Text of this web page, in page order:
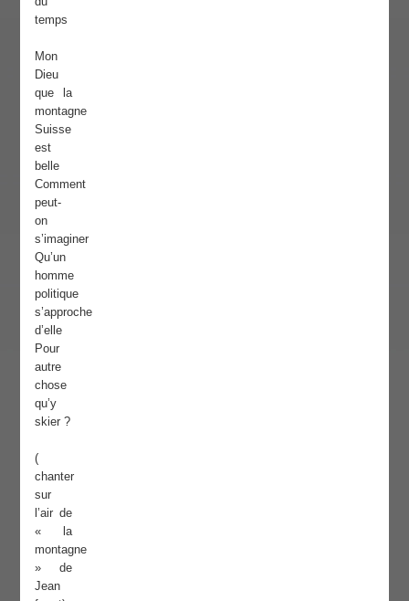
temps
Mon
Dieu
que la
montagne
Suisse
est
belle
Comment
peut-
on
s’imaginer
Qu’un
homme
politique
s’approche
d’elle
Pour
autre
chose
qu’y
skier ?
(
chanter
sur
l’air de
« la
montagne
» de
Jean